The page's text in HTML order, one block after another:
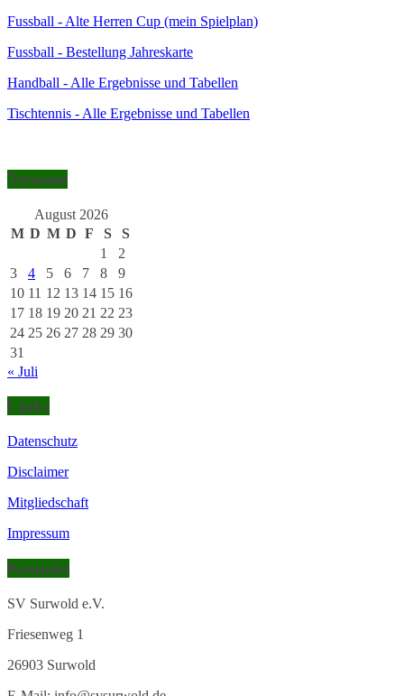
Fussball - Alte Herren Cup (mein Spielplan)
Fussball - Bestellung Jahreskarte
Handball - Alle Ergebnisse und Tabellen
Tischtennis - Alle Ergebnisse und Tabellen
Termine
August 2026
M D M D F S
S
1
2
3
4 5 6 7 8
9
10 11 12 13 14 15 16
17 18 19 20 21 22 23
24 25 26 27 28 29 30
31
« Juli
Links
Datenschutz
Disclaimer
Mitgliedschaft
Impressum
Kontakt
SV Surwold e.V.
Friesenweg 1
26903 Surwold